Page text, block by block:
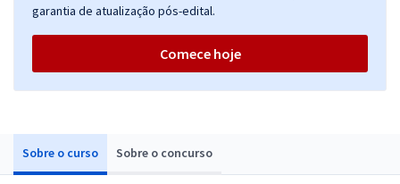
Sobre o curso Sobre o concurso
garantia de atualização pós-edital.
Comece hoje